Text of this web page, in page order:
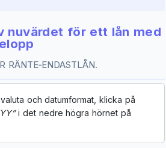
nuvärdet för ett lån med
RÄNTE‑ENDASTLÅN.
och datumformat, klicka på
i det nedre högra hörnet på